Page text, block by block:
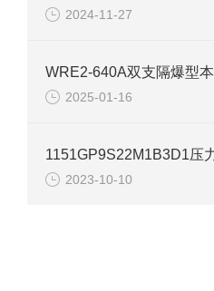
2024-11-27
2025-01-16
2023-10-10